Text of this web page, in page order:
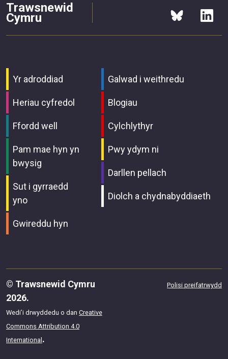
Trawsnewid
Cymru
Yr adroddiad
Heriau cyfredol
Ffordd well
Pam mae hyn yn
bwysig
Sut i gyrraedd
yno
Gwireddu hyn
Galwad i weithredu
Blogiau
Cylchlythyr
Pwy ydym ni
Darllen pellach
Diolch a chydnabyddiaeth
© Trawsnewid Cymru
2026.
Wedi’i drwyddedu o dan Creative
Commons Attribution 4.0
International .
Polisi preifatrwydd